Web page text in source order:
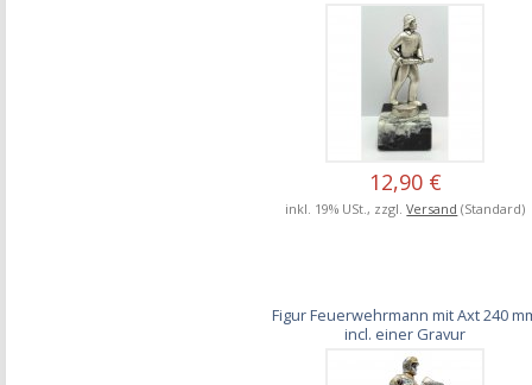
12,90 €
inkl. 19% USt., zzgl.Versand (Standard)
Figur Feuerwehrmann mit Axt 240
incl. einer Gravur